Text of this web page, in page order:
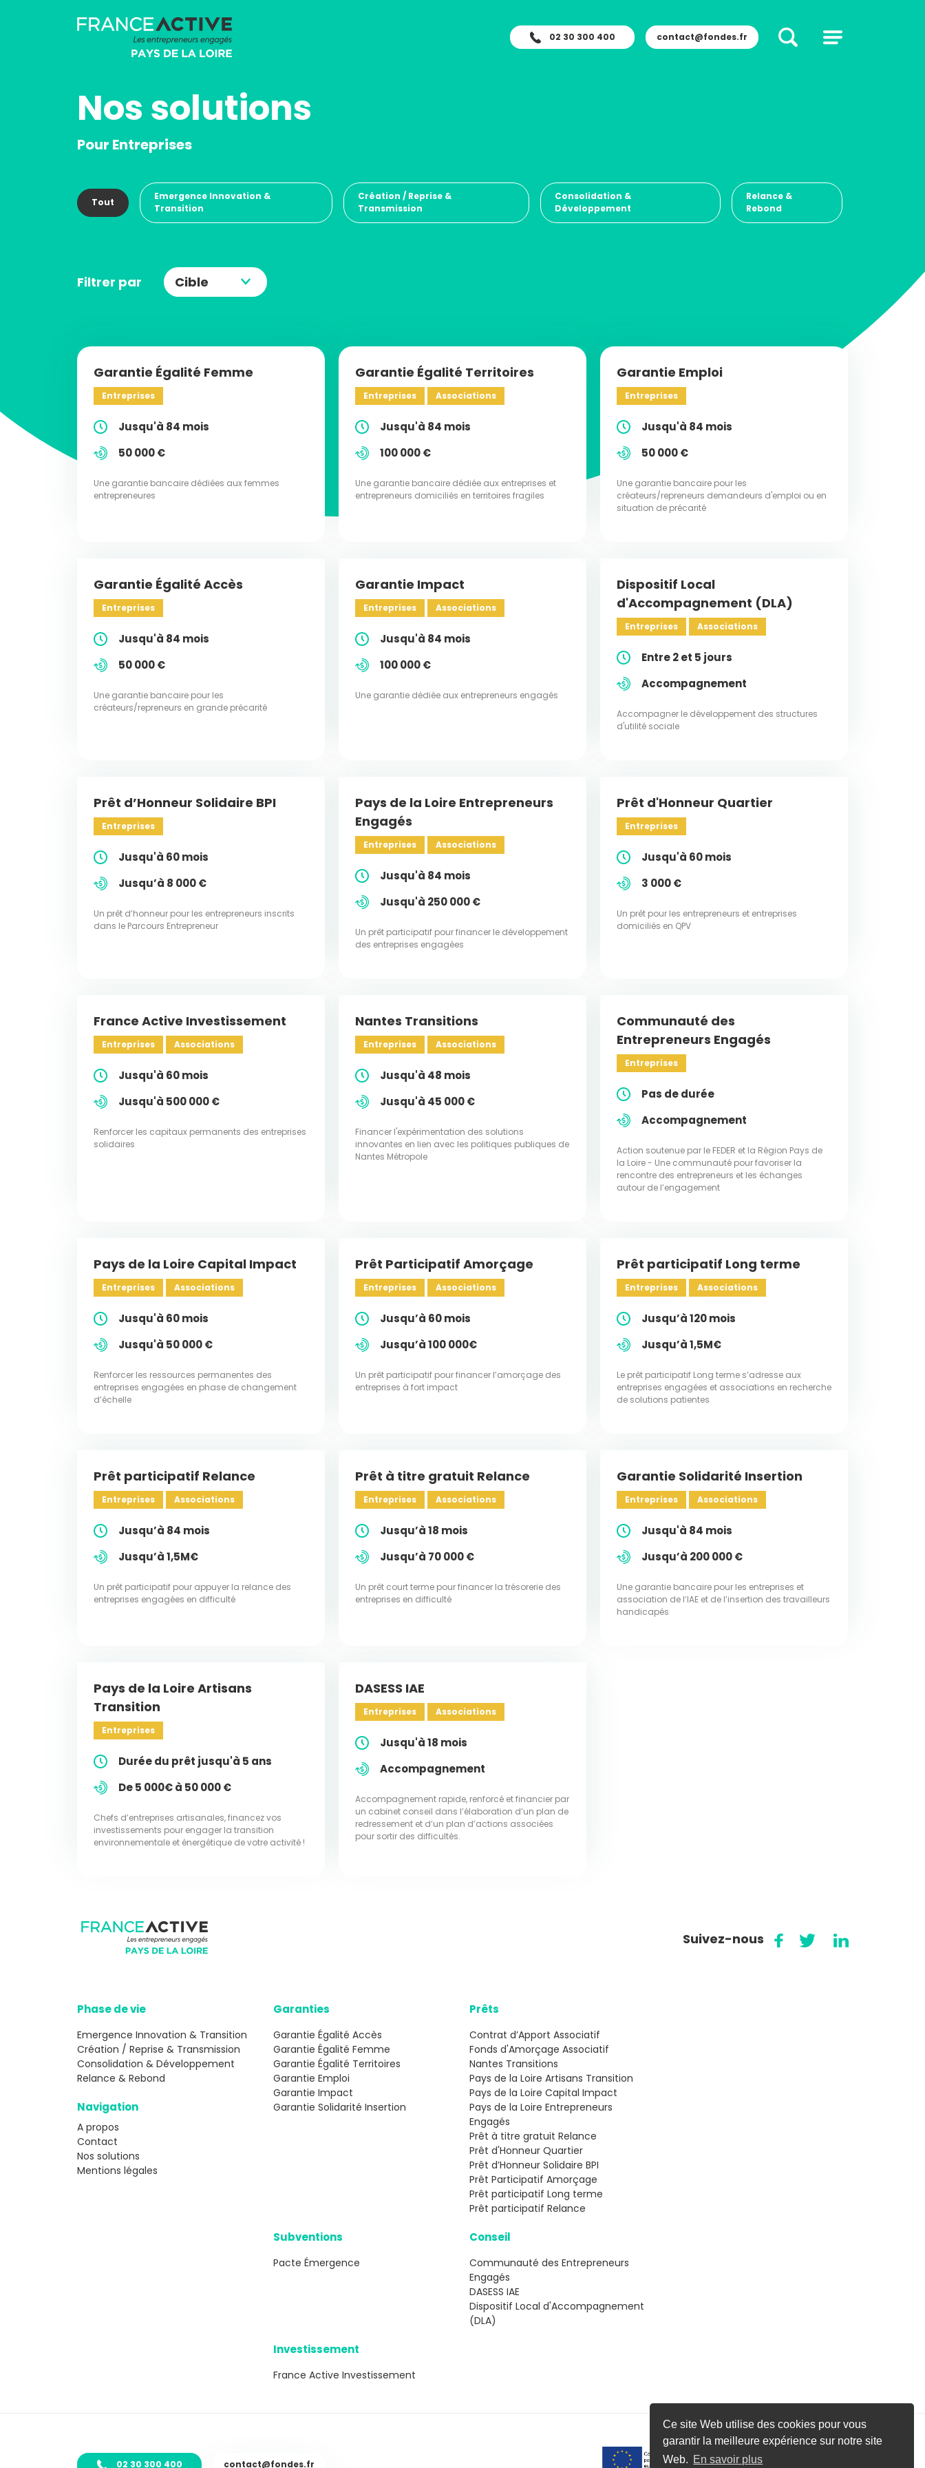
Ce site Web utilise des cookies pour vous
garantir la meilleure expérience sur notre site
Web. En savoir plus
02 30 300 400 contact@fondes.fr
Nos solutions
Pour Entreprises
Tout
Emergence Innovation &
Transition
Création / Reprise &
Transmission
Consolidation &
Développement
Relance &
Rebond
Filtrer par Cible
Garantie Égalité Femme
Entreprises
Jusqu'à 84 mois
50 000 €
Une garantie bancaire dédiées aux femmes
entrepreneures
Garantie Égalité Territoires
Entreprises Associations
Jusqu'à 84 mois
100 000 €
Une garantie bancaire dédiée aux entreprises et
entrepreneurs domiciliés en territoires fragiles
Garantie Emploi
Entreprises
Jusqu'à 84 mois
50 000 €
Une garantie bancaire pour les
créateurs/repreneurs demandeurs d'emploi ou en
situation de précarité
Garantie Égalité Accès
Entreprises
Jusqu'à 84 mois
50 000 €
Une garantie bancaire pour les
créateurs/repreneurs en grande précarité
Garantie Impact
Entreprises Associations
Jusqu'à 84 mois
100 000 €
Une garantie dédiée aux entrepreneurs engagés
Dispositif Local
d'Accompagnement (DLA)
Entreprises Associations
Entre 2 et 5 jours
Accompagnement
Accompagner le développement des structures
d'utilité sociale
Prêt d’Honneur Solidaire BPI
Entreprises
Jusqu'à 60 mois
Jusqu’à 8 000 €
Un prêt d’honneur pour les entrepreneurs inscrits
dans le Parcours Entrepreneur
Pays de la Loire Entrepreneurs
Engagés
Entreprises Associations
Jusqu'à 84 mois
Jusqu'à 250 000 €
Un prêt participatif pour financer le développement
des entreprises engagées
Prêt d'Honneur Quartier
Entreprises
Jusqu'à 60 mois
3 000 €
Un prêt pour les entrepreneurs et entreprises
domiciliés en QPV
France Active Investissement
Entreprises Associations
Jusqu'à 60 mois
Jusqu'à 500 000 €
Renforcer les capitaux permanents des entreprises
solidaires
Nantes Transitions
Entreprises Associations
Jusqu'à 48 mois
Jusqu'à 45 000 €
Financer l'expérimentation des solutions
innovantes en lien avec les politiques publiques de
Nantes Métropole
Communauté des
Entrepreneurs Engagés
Entreprises
Pas de durée
Accompagnement
Action soutenue par le FEDER et la Région Pays de
la Loire - Une communauté pour favoriser la
rencontre des entrepreneurs et les échanges
autour de l’engagement
Pays de la Loire Capital Impact
Entreprises Associations
Jusqu'à 60 mois
Jusqu'à 50 000 €
Renforcer les ressources permanentes des
entreprises engagées en phase de changement
d’échelle
Prêt Participatif Amorçage
Entreprises Associations
Jusqu’à 60 mois
Jusqu’à 100 000€
Un prêt participatif pour financer l’amorçage des
entreprises à fort impact
Prêt participatif Long terme
Entreprises Associations
Jusqu’à 120 mois
Jusqu’à 1,5M€
Le prêt participatif Long terme s’adresse aux
entreprises engagées et associations en recherche
de solutions patientes
Prêt participatif Relance
Entreprises Associations
Jusqu’à 84 mois
Jusqu’à 1,5M€
Un prêt participatif pour appuyer la relance des
entreprises engagées en difficulté
Prêt à titre gratuit Relance
Entreprises Associations
Jusqu’à 18 mois
Jusqu’à 70 000 €
Un prêt court terme pour financer la trésorerie des
entreprises en difficulté
Garantie Solidarité Insertion
Entreprises Associations
Jusqu'à 84 mois
Jusqu’à 200 000 €
Une garantie bancaire pour les entreprises et
association de l’IAE et de l’insertion des travailleurs
handicapés
Pays de la Loire Artisans
Transition
Entreprises
Durée du prêt jusqu'à 5 ans
De 5 000€ à 50 000 €
Chefs d’entreprises artisanales, financez vos
investissements pour engager la transition
environnementale et énergétique de votre activité !
DASESS IAE
Entreprises Associations
Jusqu'à 18 mois
Accompagnement
Accompagnement rapide, renforcé et financier par
un cabinet conseil dans l’élaboration d’un plan de
redressement et d’un plan d’actions associées
pour sortir des difficultés.
Suivez-nous
Phase de vie
Emergence Innovation & Transition
Création / Reprise & Transmission
Consolidation & Développement
Relance & Rebond
Navigation
A propos
Contact
Nos solutions
Mentions légales
Garanties
Garantie Égalité Accès
Garantie Égalité Femme
Garantie Égalité Territoires
Garantie Emploi
Garantie Impact
Garantie Solidarité Insertion
Prêts
Contrat d’Apport Associatif
Fonds d'Amorçage Associatif
Nantes Transitions
Pays de la Loire Artisans Transition
Pays de la Loire Capital Impact
Pays de la Loire Entrepreneurs
Engagés
Prêt à titre gratuit Relance
Prêt d'Honneur Quartier
Prêt d’Honneur Solidaire BPI
Prêt Participatif Amorçage
Prêt participatif Long terme
Prêt participatif Relance
Subventions
Pacte Émergence
Conseil
Communauté des Entrepreneurs
Engagés
DASESS IAE
Dispositif Local d'Accompagnement
(DLA)
Investissement
France Active Investissement
02 30 300 400 contact@fondes.fr